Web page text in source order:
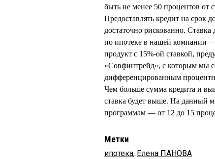
быть не менее 50 процентов от
Предоставлять кредит на срок
достаточно рискованно.
по ипотеке в нашей компании
продукт с 15%-ой ставкой,
«Совфинтрейд», с которым мы
дифференцированным
Чем больше сумма кредита и
ставка будет выше. На данный
программам — от 12 до 15
Метки
ипотека, Елена ПАНОВА